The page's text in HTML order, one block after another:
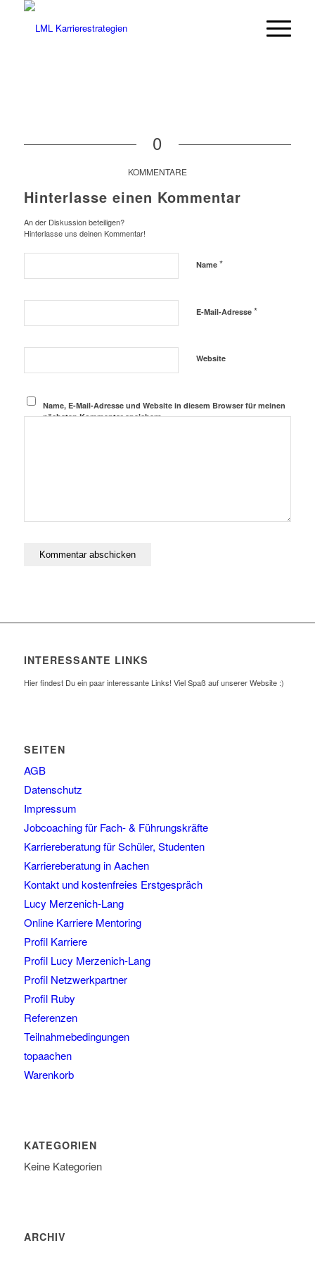
0
KOMMENTARE
Hinterlasse einen Kommentar
An der Diskussion beteiligen?
Hinterlasse uns deinen Kommentar!
Name *
E-Mail-Adresse *
Website
Name, E-Mail-Adresse und Website in diesem Browser für meinen
nächsten Kommentar speichern.
INTERESSANTE LINKS
Hier findest Du ein paar interessante Links! Viel Spaß auf unserer Website :)
SEITEN
AGB
Datenschutz
Impressum
Jobcoaching für Fach- & Führungskräfte
Karriereberatung für Schüler, Studenten
Karriereberatung in Aachen
Kontakt und kostenfreies Erstgespräch
Lucy Merzenich-Lang
Online Karriere Mentoring
Profil Karriere
Profil Lucy Merzenich-Lang
Profil Netzwerkpartner
Profil Ruby
Referenzen
Teilnahmebedingungen
topaachen
Warenkorb
KATEGORIEN
Keine Kategorien
ARCHIV